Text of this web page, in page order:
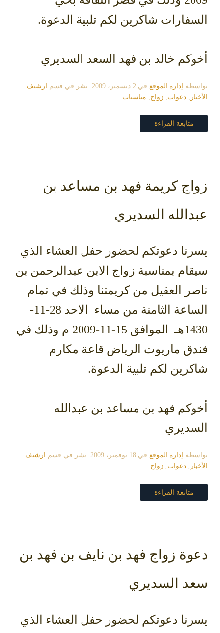
السفارات شاكرين لكم تلبية الدعوة.
أخوكم خالد بن فهد السعد السديري
بواسطة إدارة الموقع في 2 ديسمبر، 2009 . نشر في قسم
ارشيف
الأخبار , دعوات, زواج, مناسبات
متابعة القراءة
زواج كريمة فهد بن مساعد بن
عبدالله السديري
يسرنا دعوتكم لحضور حفل العشاء الذي
سيقام بمناسبة زواج الابن عبدالرحمن بن
ناصر العقيل من كريمتنا وذلك في تمام
الساعة الثامنة من مساء الاحد 28-11-
1430هـ الموافق 15-11-2009 م وذلك في
فندق ماريوت الرياض قاعة مكارم
شاكرين لكم تلبية الدعوة.
أخوكم فهد بن مساعد بن عبدالله
السديري
بواسطة إدارة الموقع في 18 نوفمبر، 2009 . نشر في قسم
ارشيف
الأخبار , دعوات, زواج
متابعة القراءة
دعوة زواج فهد بن نايف بن فهد بن
سعد السديري
يسرنا دعوتكم لحضور حفل العشاء الذي